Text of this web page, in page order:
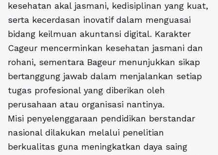
kesehatan akal jasmani, kedisiplinan yang kuat,
serta kecerdasan inovatif dalam menguasai
bidang keilmuan akuntansi digital. Karakter
Cageur mencerminkan kesehatan jasmani dan
rohani, sementara Bageur menunjukkan sikap
bertanggung jawab dalam menjalankan setiap
tugas profesional yang diberikan oleh
perusahaan atau organisasi nantinya.
Misi penyelenggaraan pendidikan berstandar
nasional dilakukan melalui penelitian
berkualitas guna meningkatkan daya saing